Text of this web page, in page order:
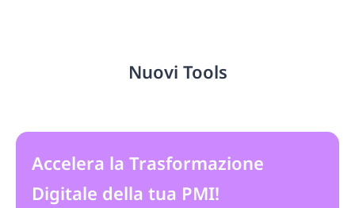
Nuovi Tools
Accelera la Trasformazione
Digitale della tua PMI!